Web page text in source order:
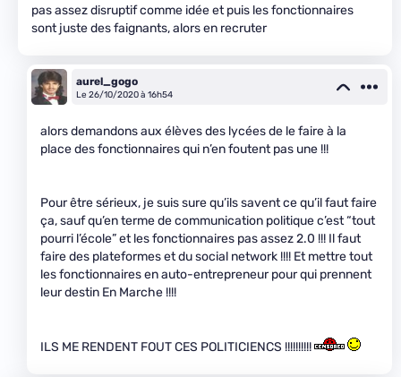
pas assez disruptif comme idée et puis les fonctionnaires
sont juste des faignants, alors en recruter
aurel_gogo
Le 26/10/2020 à 16h54
alors demandons aux élèves des lycées de le faire à la
place des fonctionnaires qui n’en foutent pas une !!!
Pour être sérieux, je suis sure qu’ils savent ce qu’il faut faire
ça, sauf qu’en terme de communication politique c’est “tout
pourri l’école” et les fonctionnaires pas assez 2.0 !!! Il faut
faire des plateformes et du social network !!!! Et mettre tout
les fonctionnaires en auto-entrepreneur pour qui prennent
leur destin En Marche !!!!
ILS ME RENDENT FOUT CES POLITICIENCS !!!!!!!!!!